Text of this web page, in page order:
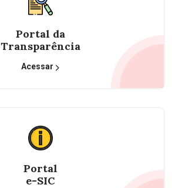
Portal da
Transparência
Acessar
Portal
e-SIC